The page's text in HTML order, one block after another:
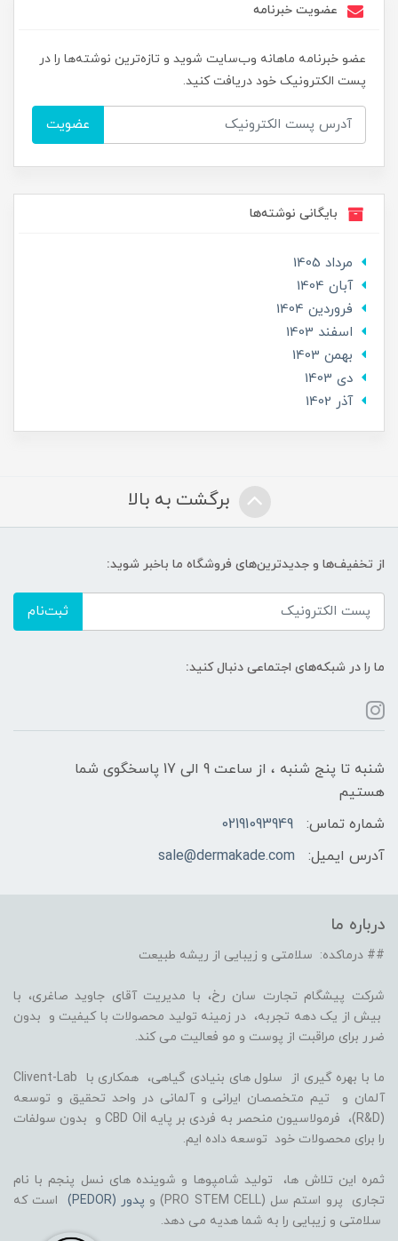
عضویت خبرنامه
عضو خبرنامه ماهانه وب‌سایت شوید و تازه‌ترین نوشته‌ها را در
پست الکترونیک خود دریافت کنید.
عضویت
بایگانی نوشته‌ها
مرداد 1405
آبان 1404
فروردین 1404
اسفند 1403
بهمن 1403
دی 1403
آذر 1402
برگشت به بالا
از تخفیف‌ها و جدیدترین‌های فروشگاه ما باخبر شوید:
ثبت‌نام
ما را در شبکه‌های اجتماعی دنبال کنید:
شنبه تا پنج شنبه ، از ساعت 9 الی 17 پاسخگوی شما
هستیم
شماره تماس:
02191093949
آدرس ایمیل:
sale@dermakade.com
درباره ما
## درماکده: سلامتی و زیبایی از ریشه طبیعت
شرکت پیشگام تجارت سان رخ، با مدیریت آقای جاوید صاغری، با
بیش از یک دهه تجربه، در زمینه تولید محصولات با کیفیت و بدون
ضرر برای مراقبت از پوست و مو فعالیت می کند.
ما با بهره گیری از سلول های بنیادی گیاهی، همکاری با Clivent-Lab
آلمان و تیم متخصصان ایرانی و آلمانی در واحد تحقیق و توسعه
(R&D)، فرمولاسیون منحصر به فردی بر پایه CBD Oil و بدون سولفات
را برای محصولات خود توسعه داده ایم.
ثمره این تلاش ها، تولید شامپوها و شوینده های نسل پنجم با نام
تجاری پرو استم سل (PRO STEM CELL) و
پدور (PEDOR)
است که
سلامتی و زیبایی را به شما هدیه می دهد.